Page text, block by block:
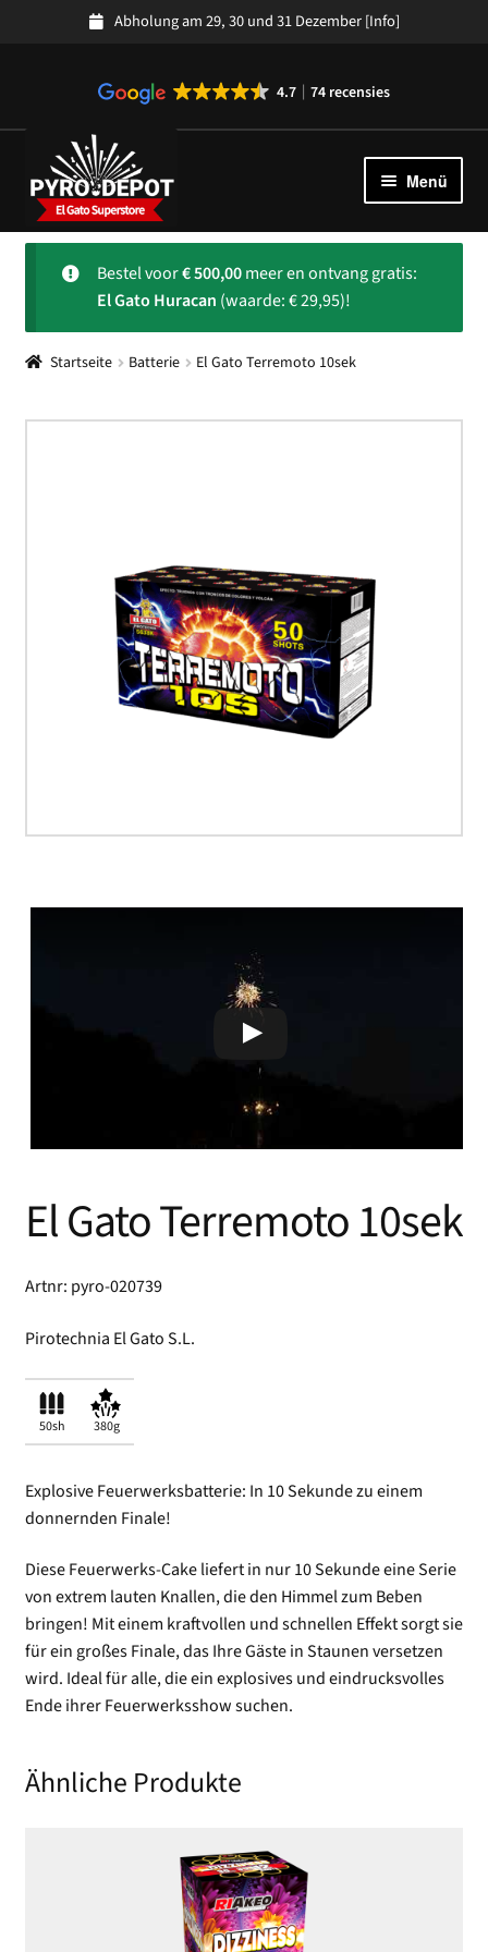
Abholung am 29, 30 und 31 Dezember[Info]
4.7 74 recensies
Navigation
springen
Inhalt
springen
Menü
Kollektion
Spanisches Feuerwerk
Uber ons
Bestel voor€500,00meer en ontvang gratis:
El Gato Huracan (waarde: € 29,95)!
Startseite Batterie El Gato Terremoto 10sek
El Gato Terremoto 10sek
Artnr: pyro-020739
Pirotechnia El Gato S.L.
50sh 380g
Explosive Feuerwerksbatterie: In 10 Sekunde zu einem
donnernden Finale!
Diese Feuerwerks-Cake liefert in nur 10 Sekunde eine Serie
von extrem lauten Knallen, die den Himmel zum Beben
bringen! Mit einem kraftvollen und schnellen Effekt sorgt sie
für ein großes Finale, das Ihre Gäste in Staunen versetzen
wird. Ideal für alle, die ein explosives und eindrucksvolles
Ende ihrer Feuerwerksshow suchen.
Ähnliche Produkte